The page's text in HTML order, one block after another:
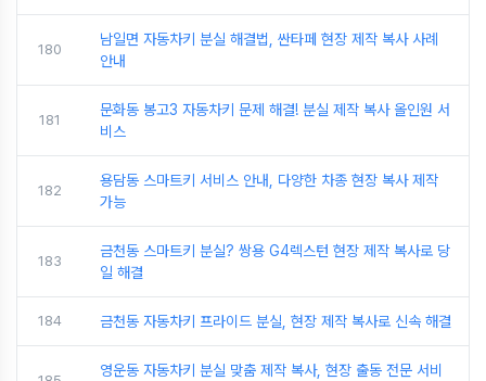
180
남일면 자동차키 분실 해결법, 싼타페 현장 제작 복사 사례
안내
181
문화동 봉고3 자동차키 문제 해결! 분실 제작 복사 올인원 서
비스
182
용담동 스마트키 서비스 안내, 다양한 차종 현장 복사 제작
가능
183
금천동 스마트키 분실? 쌍용 G4렉스턴 현장 제작 복사로 당
일 해결
184 금천동 자동차키 프라이드 분실, 현장 제작 복사로 신속 해결
영운동 자동차키 분실 맞춤 제작 복사, 현장 출동 전문 서비